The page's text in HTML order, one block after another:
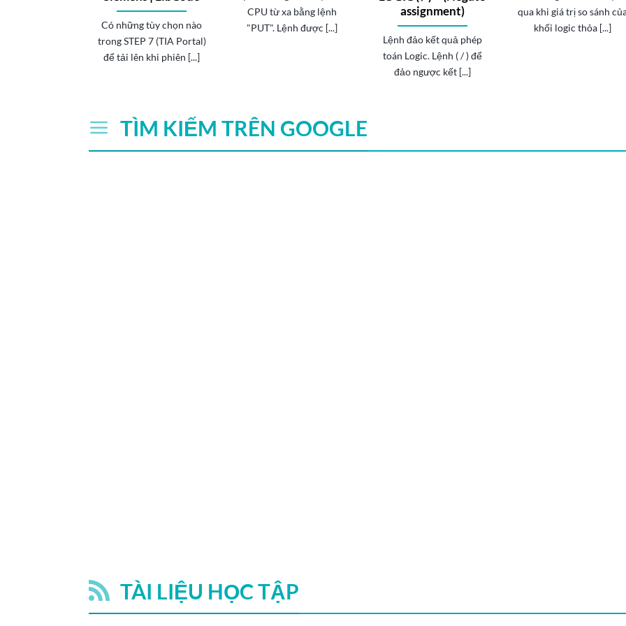
Có những tùy chọn nào
trong STEP 7 (TIA Portal)
để tải lên khi phiên [...]
CPU từ xa bằng lệnh
"PUT". Lệnh được [...]
assignment)
Lệnh đảo kết quả phép
toán Logic. Lệnh ( / ) để
đảo ngược kết [...]
qua khi giá trị so sánh
khối logic thỏa [...]
TÌM KIẾM TRÊN GOOGLE
TÀI LIỆU HỌC TẬP